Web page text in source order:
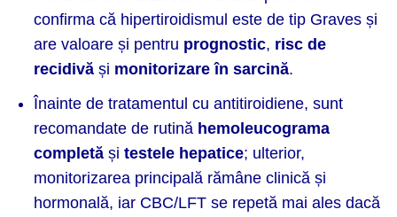
confirma că hipertiroidismul este de tip Graves și
are valoare și pentru prognostic, risc de
recidivă și monitorizare în sarcină.
Înainte de tratamentul cu antitiroidiene, sunt
recomandate de rutină hemoleucograma
completă șitestele hepatice; ulterior,
monitorizarea principală rămâne clinică și
hormonală, iar CBC/LFT se repetă mai ales dacă